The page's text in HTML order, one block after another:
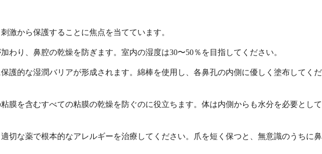
激から保護することに焦点を当てています。
り、鼻腔の乾燥を防ぎます。室内の湿度は30〜50％を目指してください。
護的な湿潤バリアが形成されます。綿棒を使用し、各鼻孔の内側に優しく塗布してくだ
を含むすべての粘膜の乾燥を防ぐのに役立ちます。体は内側からも水分を必要として
切な薬で根本的なアレルギーを治療してください。爪を短く保つと、無意識のうちに鼻